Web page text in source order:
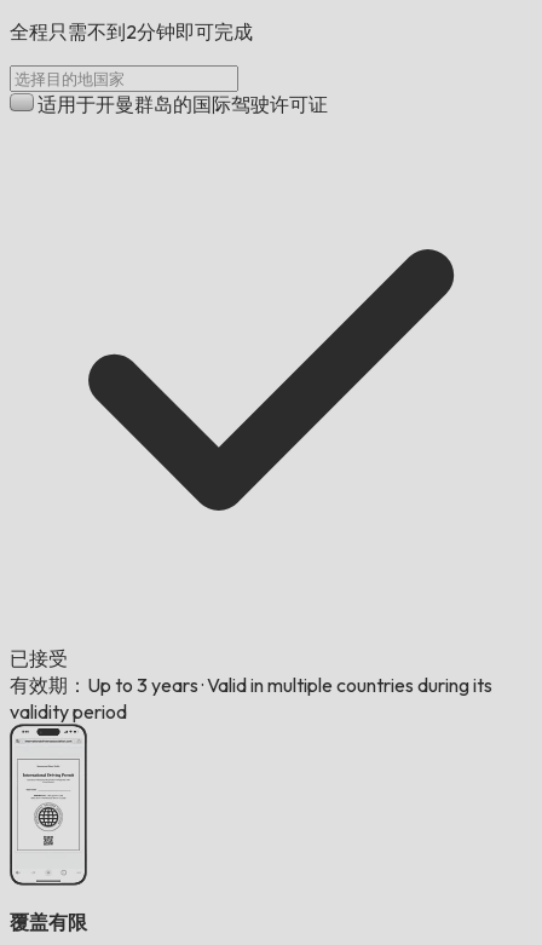
全程只需不到2分钟即可完成
适用于开曼群岛的国际驾驶许可证
已接受
有效期：Up to 3 years ·Valid in multiple countries during its
validity period
覆盖有限